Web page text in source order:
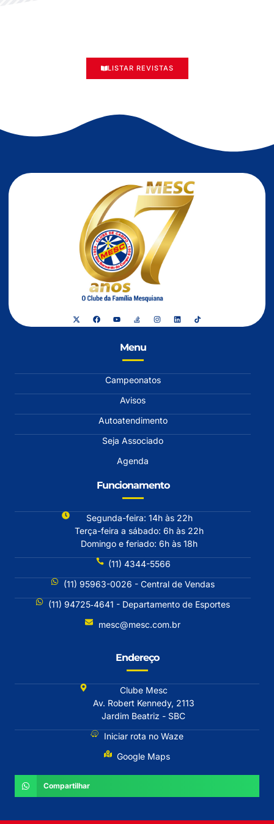
LISTAR REVISTAS
Menu
Campeonatos
Avisos
Autoatendimento
Seja Associado
Agenda
Funcionamento
Segunda-feira: 14h às 22h
Terça-feira a sábado: 6h às 22h
Domingo e feriado: 6h às 18h
(11) 4344-5566
(11) 95963-0026 - Central de Vendas
(11) 94725‐4641 - Departamento de Esportes
mesc@mesc.com.br
Endereço
Clube Mesc
Av. Robert Kennedy, 2113
Jardim Beatriz - SBC
Iniciar rota no Waze
Google Maps
Compartilhar